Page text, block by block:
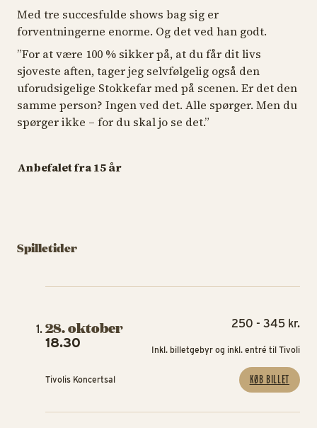
Med tre succesfulde shows bag sig er
forventningerne enorme. Og det ved han godt.
”For at være 100 % sikker på, at du får dit livs
sjoveste aften, tager jeg selvfølgelig også den
uforudsigelige Stokkefar med på scenen. Er det den
samme person? Ingen ved det. Alle spørger. Men du
spørger ikke – for du skal jo se det.”
Anbefalet fra 15 år
Spilletider
28. oktober
18.30
Tivolis Koncertsal
250 - 345 kr.
Inkl. billetgebyr og inkl. entré til Tivoli
KØB BILLET